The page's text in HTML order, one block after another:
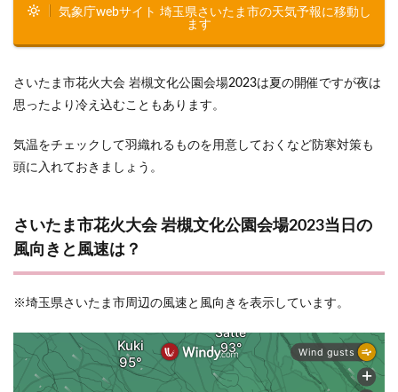
気象庁webサイト 埼玉県さいたま市の天気予報に移動し
ます
さいたま市花火大会 岩槻文化公園会場2023は夏の開催ですが夜は
思ったより冷え込むこともあります。
気温をチェックして羽織れるものを用意しておくなど防寒対策も
頭に入れておきましょう。
さいたま市花火大会 岩槻文化公園会場2023当日の
風向きと風速は？
※埼玉県さいたま市周辺の風速と風向きを表示しています。